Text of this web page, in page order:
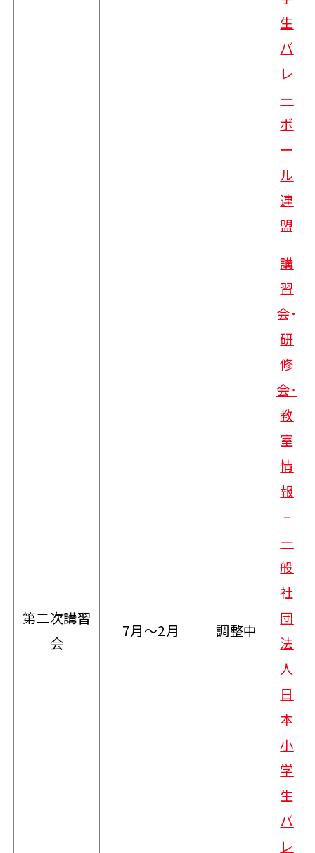
生
バ
レ
ー
ボ
ー
ル
連
盟
第二次講習
会
7月～2月 調整中
講
習
会･
研
修
会･
教
室
情
報
–
一
般
社
団
法
人
日
本
小
学
生
バ
レ